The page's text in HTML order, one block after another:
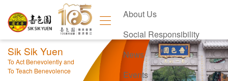
About Us
Social Responsibility
News
Events
Sik Sik Yuen
To Act Benevolently and
To Teach Benevolence